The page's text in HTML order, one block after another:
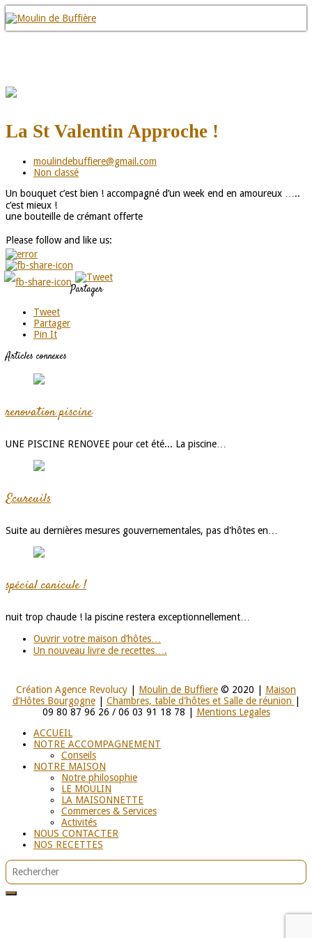
La St Valentin Approche !
moulindebuffiere@gmail.com
Non classé
Un bouquet c’est bien ! accompagné d’un week end en amoureux …..
c’est mieux !
une bouteille de crémant offerte
Please follow and like us:
Partager
Tweet
Partager
Pin It
Articles connexes
renovation piscine
UNE PISCINE RENOVEE pour cet été... La piscine…
Ecureuils
Suite au dernières mesures gouvernementales, pas d'hôtes en…
spécial canicule !
nuit trop chaude ! la piscine restera exceptionnellement…
Ouvrir votre maison d’hôtes…
Un nouveau livre de recettes….
Création Agence Revolucy Moulin de Buffiere © 2020 | Maison
d’Hôtes Bourgogne| Chambres, table d'hôtes et Salle de réunion
09 80 87 96 26 / 06 03 91 18 78 | Mentions Legales
ACCUEIL
NOTRE ACCOMPAGNEMENT
Conseils
NOTRE MAISON
Notre philosophie
LE MOULIN
LA MAISONNETTE
Commerces & Services
Activités
NOUS CONTACTER
NOS RECETTES